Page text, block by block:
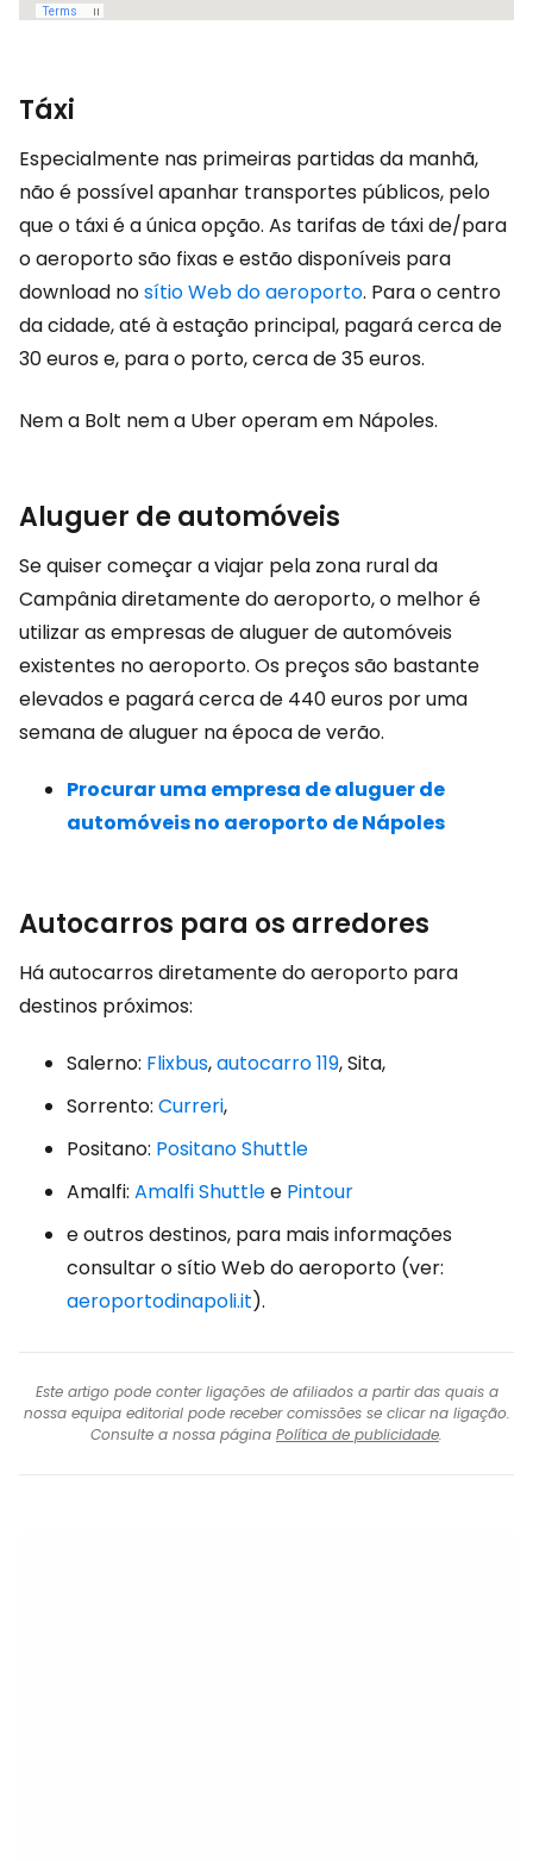
Táxi
Especialmente nas primeiras partidas da manhã,
não é possível apanhar transportes públicos, pelo
que o táxi é a única opção. As tarifas de táxi de/para
o aeroporto são fixas e estão disponíveis para
download nosítio Web do aeroporto. Para o centro
da cidade, até à estação principal, pagará cerca de
30 euros e, para o porto, cerca de 35 euros.
Nem a Bolt nem a Uber operam em Nápoles.
Aluguer de automóveis
Se quiser começar a viajar pela zona rural da
Campânia diretamente do aeroporto, o melhor é
utilizar as empresas de aluguer de automóveis
existentes no aeroporto. Os preços são bastante
elevados e pagará cerca de 440 euros por uma
semana de aluguer na época de verão.
Procurar uma empresa de aluguer de
automóveis no aeroporto de Nápoles
Autocarros para os arredores
Há autocarros diretamente do aeroporto para
destinos próximos:
Salerno: Flixbus,autocarro 119, Sita,
Sorrento: Curreri,
Positano: Positano Shuttle
Amalfi: Amalfi Shuttlee Pintour
e outros destinos, para mais informações
consultar o sítio Web do aeroporto (ver:
aeroportodinapoli.it).
Este artigo pode conter ligações de afiliados a partir das quais a
nossa equipa editorial pode receber comissões se clicar na ligação.
Consulte a nossa página Política de publicidade.